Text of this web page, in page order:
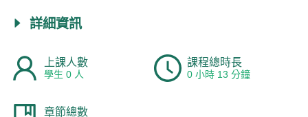
詳細資訊
上課人數
學生 0 人
課程總時長
0 小時 13 分鐘
章節總數